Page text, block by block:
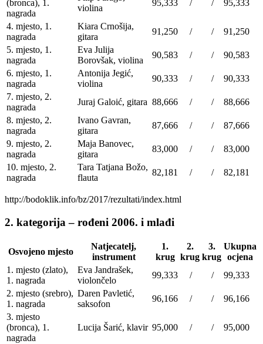
(bronca), 1.
nagrada
violina
95,333 / / 95,333
4. mjesto, 1.
nagrada
Kiara Crnošija,
gitara
91,250 / /
91,250
5. mjesto, 1.
nagrada
Eva Julija
Borovšak, violina
90,583 / /
90,583
6. mjesto, 1.
nagrada
Antonija Jegić,
violina
90,333 / /
90,333
7. mjesto, 2.
nagrada
Juraj Galoić, gitara 88,666 / /
88,666
8. mjesto, 2.
nagrada
Ivano Gavran,
gitara
87,666 / /
87,666
9. mjesto, 2.
nagrada
Maja Banovec,
gitara
83,000 / /
83,000
10. mjesto, 2.
nagrada
Tara Tatjana Božo,
flauta
82,181 / / 82,181
http://bodoklik.info/bz/2017/rezultati/index.html
2. kategorija – rođeni 2006. i mlađi
Osvojeno mjesto
Natjecatelj,
instrument
1.
krug
2.
krug
3.
krug
Ukupna
ocjena
1. mjesto (zlato),
1. nagrada
Eva Jandrašek,
violončelo
99,333 / /
99,333
2. mjesto (srebro),
1. nagrada
Daren Pavletić,
saksofon
96,166 / /
96,166
3. mjesto
(bronca), 1.
nagrada
Lucija Šarić, klavir 95,000 / / 95,000